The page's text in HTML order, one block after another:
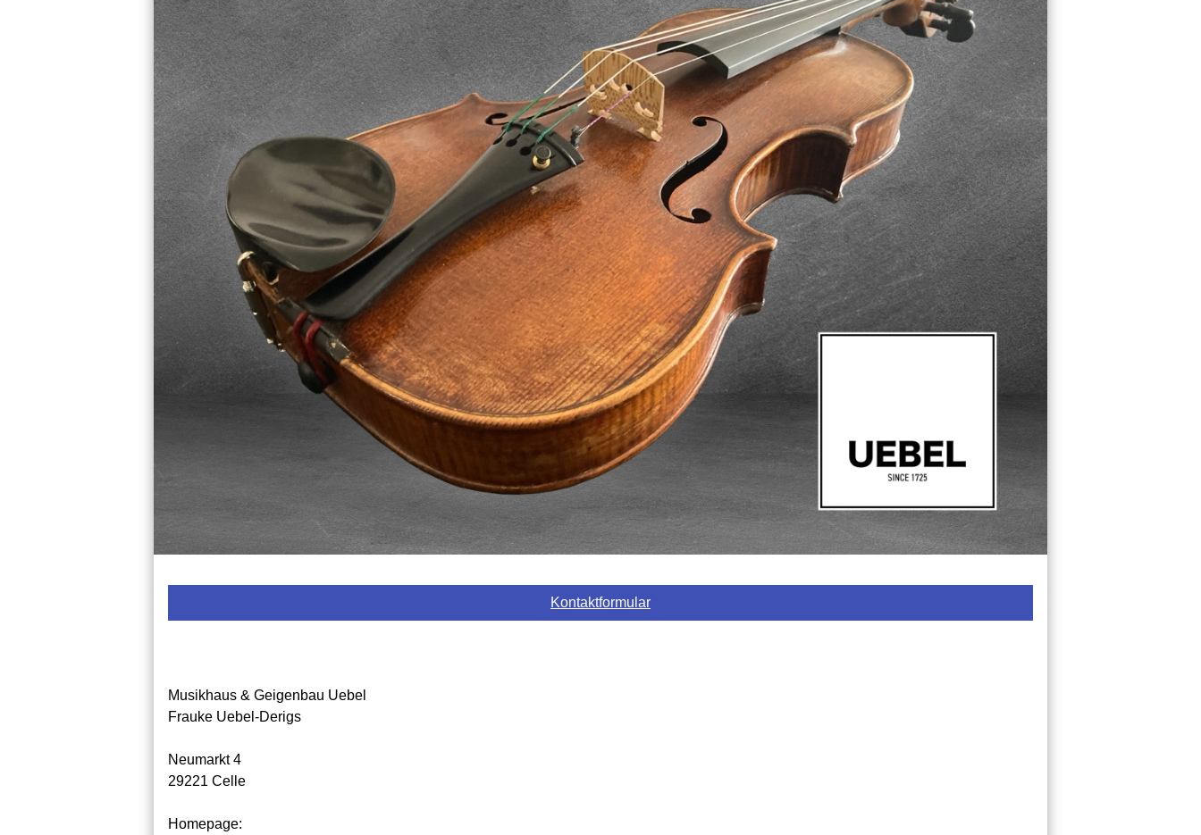
Kontaktformular
Musikhaus & Geigenbau Uebel
Frauke Uebel-Derigs
Neumarkt 4
29221 Celle
Homepage: